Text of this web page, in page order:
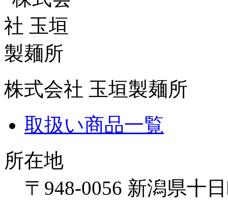
株式会社 玉垣製麺所
取扱い商品一覧
所在地
〒948-0056 新潟県十